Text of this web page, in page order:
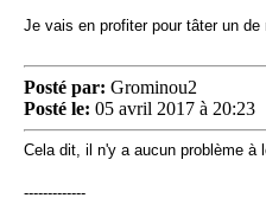
Je vais en profiter pour tâter un
Posté par: Grominou2
Posté le: 05 avril 2017 à 20:23
Cela dit, il n'y a aucun problème à
-------------